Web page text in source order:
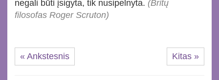
ne­ga­li bū­ti įsi­gy­ta, tik nu­si­pel­ny­ta. (Britų
filosofas Roger Scruton)
« Ankstesnis Kitas »